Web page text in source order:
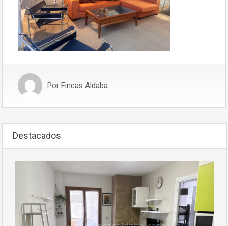
Por Fincas Aldaba
Destacados